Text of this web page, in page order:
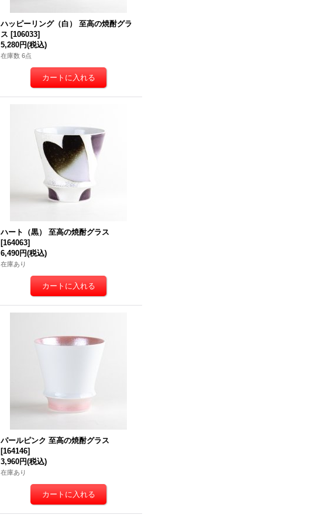
ハッピーリング（白） 至高の焼酎グラ
ス [106033]
5,280円(税込)
在庫数 6点
ハート（黒） 至高の焼酎グラス
[164063]
6,490円(税込)
在庫あり
パールピンク 至高の焼酎グラス
[164146]
3,960円(税込)
在庫あり